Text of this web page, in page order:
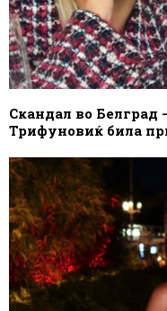
Скандал во Белград
Трифуновиќ била